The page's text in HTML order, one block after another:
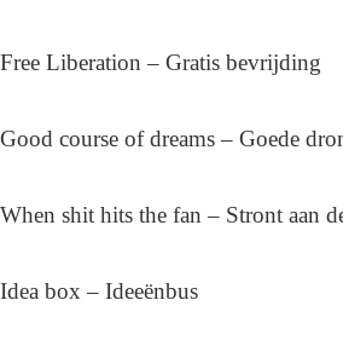
Liberation – Gratis bevrijding
course of dreams – Goede
shit hits the fan – Stront aan
box – Ideeënbus